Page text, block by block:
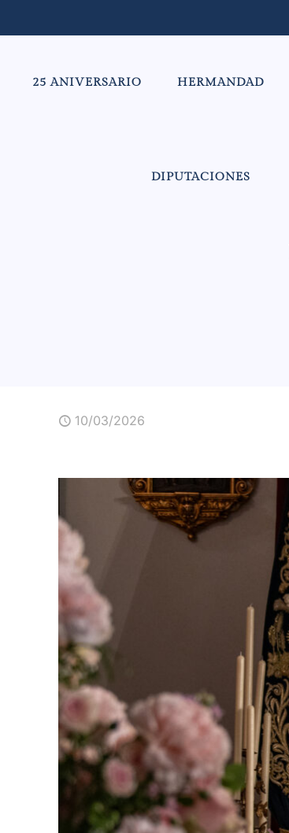
25 ANIVERSARIO HERMANDAD
DIPUTACIONES
10/03/2026